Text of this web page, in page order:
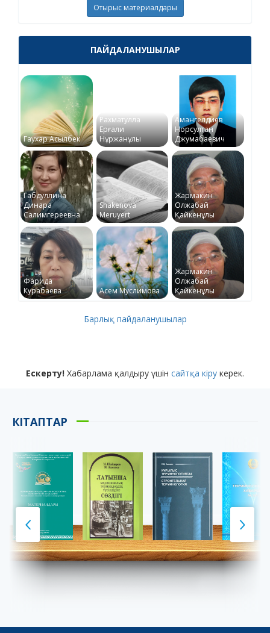
Отырыс материалдары
ПАЙДАЛАНУШЫЛАР
Гаухар Асылбек
Рахматулла
Ерғали
Нұржанұлы
Амангелдиев
Норсултан
Джумабаевич
Габдуллина
Динара
Салимгереевна
Shakenova
Meruyert
Жармакин
Олжабай
Қайкенұлы
Фарида
Курабаева
Асем Муслимова
Жармакин
Олжабай
Қайкенұлы
Барлық пайдаланушылар
Ескерту! Хабарлама қалдыру үшін сайтқа кіру керек.
КІТАПТАР